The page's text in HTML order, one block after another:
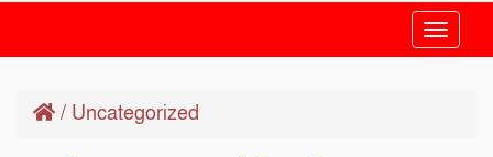
Toggle
/ Uncategorized